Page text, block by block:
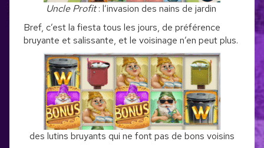
Uncle Profit: l’invasion des nains de jardin
Bref, c’est la fiesta tous les jours, de préférence
bruyante et salissante, et le voisinage n’en peut plus.
des lutins bruyants qui ne font pas de bons voisins